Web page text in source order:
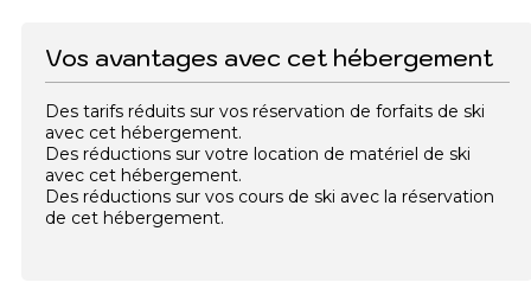
Vos avantages avec cet hébergement
Des tarifs réduits sur vos réservation de forfaits de ski
avec cet hébergement.
Des réductions sur votre location de matériel de ski
avec cet hébergement.
Des réductions sur vos cours de ski avec la réservation
de cet hébergement.